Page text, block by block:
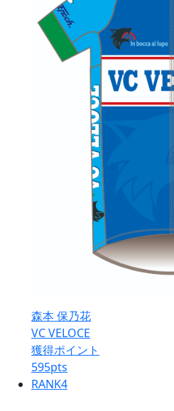
森本 保乃花
VC VELOCE
獲得ポイント
595pts
RANK4